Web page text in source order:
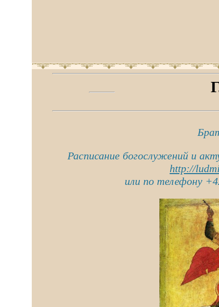
Расписание богослужений и
http://
или по телефону